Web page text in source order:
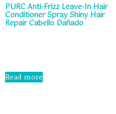
PURC Anti-Frizz Leave-In Hair
Conditioner Spray Shiny Hair
Repair Cabello Dañado
Read more